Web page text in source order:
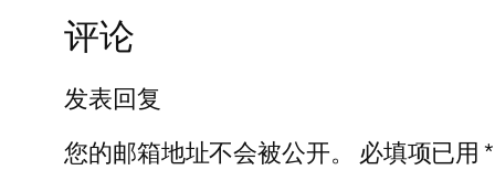
评论
发表回复
您的邮箱地址不会被公开。
必填项已用*